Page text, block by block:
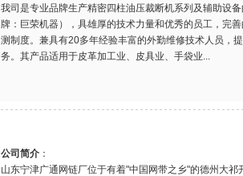
我司是专业品牌生产精密四柱油压裁断机系列及辅助设
牌：巨荣机器），具雄厚的技术力量和优秀的员工，完
测制度。兼具有20多年经验丰富的外勤维修技术人员，
务。其产品适用于皮革加工业、皮具业、手袋业...
公司简介 ：
山东宁津广通网链厂位于有着"中国网带之乡"的德州大祁